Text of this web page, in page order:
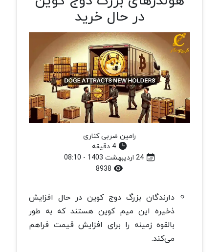
در حال خرید
رامین ضربی کناری
4 دقیقه
24 اردیبهشت 1403 - 08:10
دارندگان بزرگ دوج کوین در حال افزایش
ذخیره این میم کوین هستند که به طور
بالقوه زمینه را برای افزایش قیمت فراهم
می‌کند.